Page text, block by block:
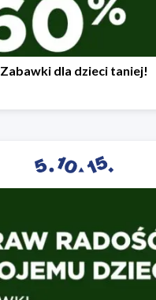
Zabawki dla dzieci taniej!